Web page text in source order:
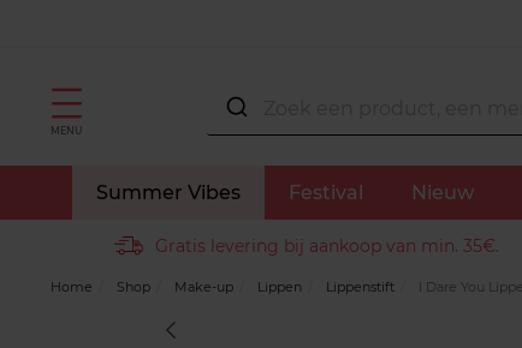
MENU
Summer Vibes Festival Nieuw
Gratis levering bij aankoop van min. 35€.
Home Shop Make-up Lippen Lippenstift I Dare You